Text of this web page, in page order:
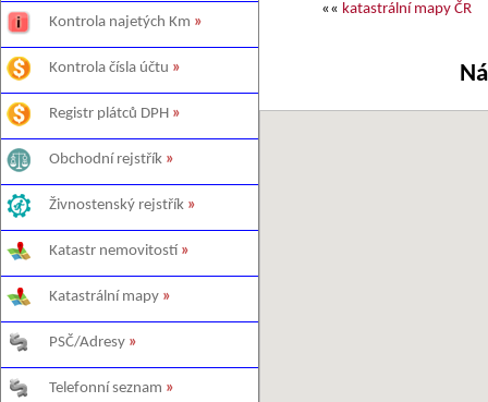
Kontrola najetých Km »
Kontrola čísla účtu »
Registr plátců DPH »
Obchodní rejstřík »
Živnostenský rejstřík »
Katastr nemovitostí »
Katastrální mapy »
PSČ/Adresy »
Telefonní seznam »
«« katastrální mapy ČR